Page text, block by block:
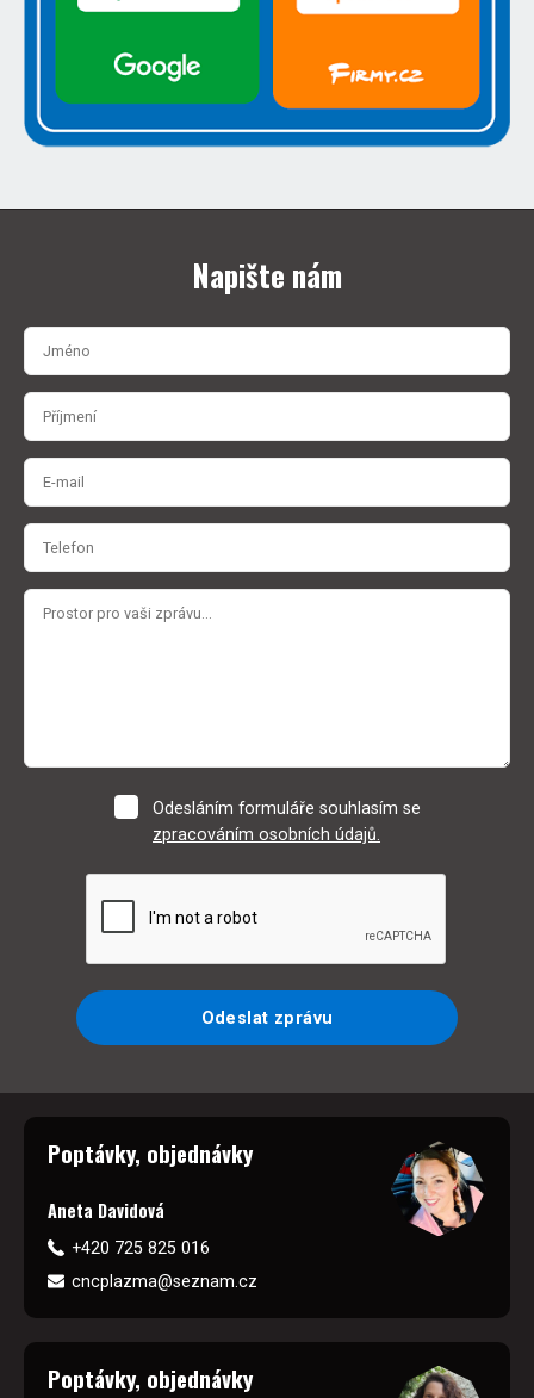
Napište nám
Odesláním formuláře souhlasím se
zpracováním osobních údajů.
Odeslat zprávu
Poptávky, objednávky
Aneta Davidová
+420 725 825 016
cncplazma@seznam.cz
Poptávky, objednávky